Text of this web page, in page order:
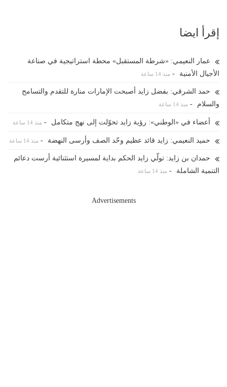
إقرأ ايضا
عمار النعيمي: «شرطة المستقبل» محطة استراتيجية في صناعة
الأجيال الأمنية
- منذ 14 ساعة
حمد الشرقي: بفضل زايد أصبحت الإمارات منارة للتقدم والتسامح
والسلام
- منذ 14 ساعة
أعضاء في «الوطني»: رؤية زايد تحوّلت إلى نهج متكامل - منذ 14 ساعة
حميد النعيمي: زايد قائد عظيم وحّد الصف وأرسى النهضة - منذ 14 ساعة
حمدان بن زايد: تولّي زايد الحكم بداية لمسيرة استثنائية أرست دعائم
التنمية الشاملة
- منذ 14 ساعة
Advertisements